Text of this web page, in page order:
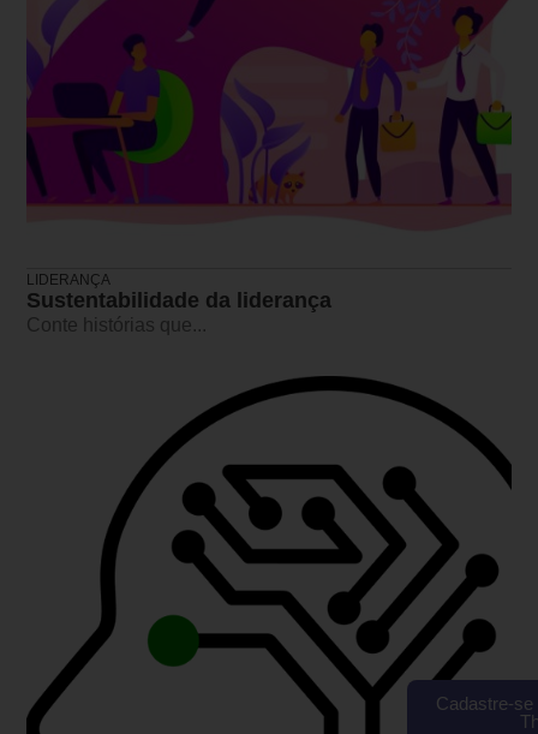
LIDERANÇA
Sustentabilidade da liderança
Conte histórias que...
Cadastre-